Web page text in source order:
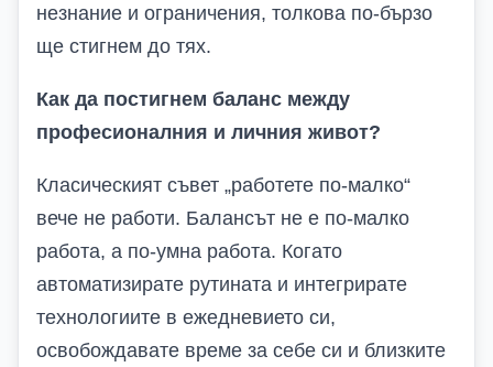
незнание и ограничения, толкова по-бързо
ще стигнем до тях.
Как да постигнем баланс между
професионалния и личния живот?
Класическият съвет „работете по-малко“
вече не работи. Балансът не е по-малко
работа, а по-умна работа. Когато
автоматизирате рутината и интегрирате
технологиите в ежедневието си,
освобождавате време за себе си и близките